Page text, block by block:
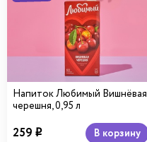
Горячие напитки
Газированные напитки
Напиток Любимый Вишнёвая
черешня, 0,95 л
259 i В корзину